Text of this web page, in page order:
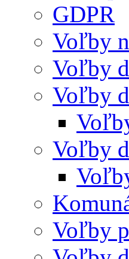
GDPR
Voľby
Voľby
Voľby
Voľby
Voľby